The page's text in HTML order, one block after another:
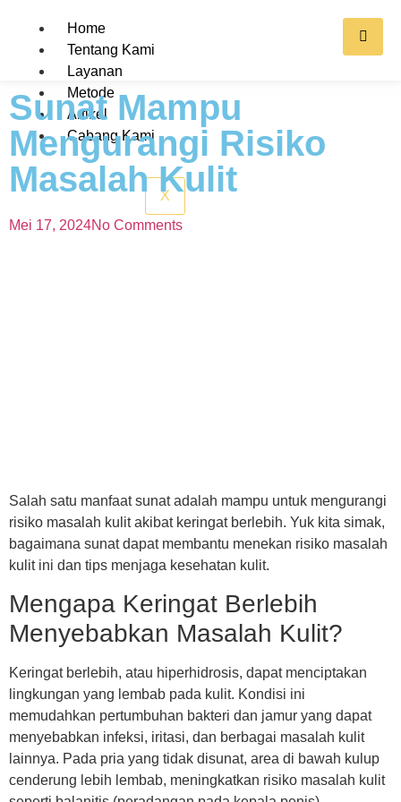
Home
Tentang Kami
Layanan
Metode
Artikel
Cabang Kami
X
Sunat Mampu
Mengurangi Risiko
Masalah Kulit
Mei 17, 2024No Comments
Salah satu manfaat sunat adalah mampu untuk mengurangi
risiko masalah kulit akibat keringat berlebih. Yuk kita simak,
bagaimana sunat dapat membantu menekan risiko masalah
kulit ini dan tips menjaga kesehatan kulit.
Mengapa Keringat Berlebih
Menyebabkan Masalah Kulit?
Keringat berlebih, atau hiperhidrosis, dapat menciptakan
lingkungan yang lembab pada kulit. Kondisi ini
memudahkan pertumbuhan bakteri dan jamur yang dapat
menyebabkan infeksi, iritasi, dan berbagai masalah kulit
lainnya. Pada pria yang tidak disunat, area di bawah kulup
cenderung lebih lembab, meningkatkan risiko masalah kulit